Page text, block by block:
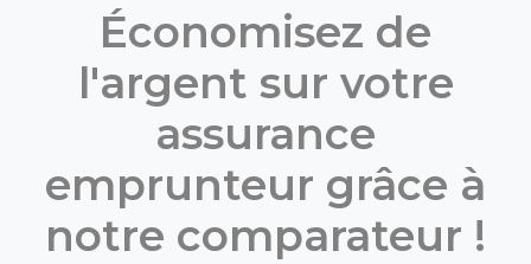
Économisez de
l'argent sur votre
assurance
emprunteur grâce à
notre comparateur !